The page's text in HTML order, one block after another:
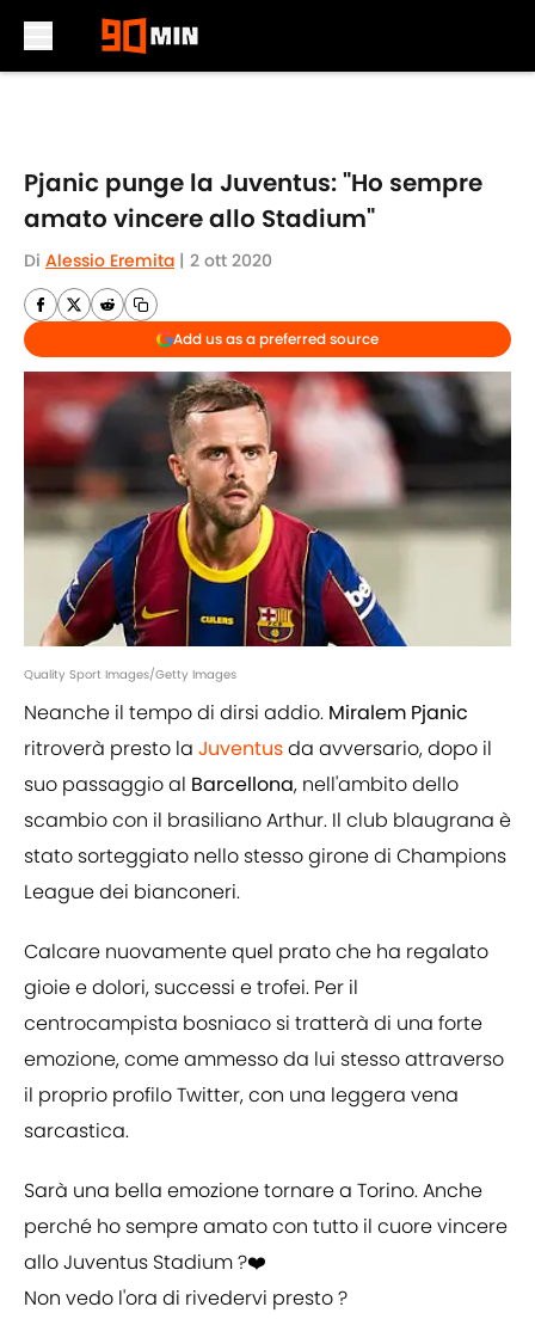
Pjanic punge la Juventus: "Ho sempre
amato vincere allo Stadium"
Di Alessio Eremita | 2 ott 2020
Add us as a preferred source
Quality Sport Images/Getty Images
Neanche il tempo di dirsi addio. Miralem Pjanic
ritroverà presto la Juventusda avversario, dopo il
suo passaggio al Barcellona, nell'ambito dello
scambio con il brasiliano Arthur. Il club blaugrana è
stato sorteggiato nello stesso girone di Champions
League dei bianconeri.
Calcare nuovamente quel prato che ha regalato
gioie e dolori, successi e trofei. Per il
centrocampista bosniaco si tratterà di una forte
emozione, come ammesso da lui stesso attraverso
il proprio profilo Twitter, con una leggera vena
sarcastica.
Sarà una bella emozione tornare a Torino. Anche
perché ho sempre amato con tutto il cuore vincere
allo Juventus Stadium ?❤️
Non vedo l'ora di rivedervi presto ?